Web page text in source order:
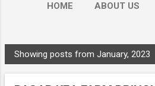
HOME ABOUT US
P
o
Showing posts from January, 2023